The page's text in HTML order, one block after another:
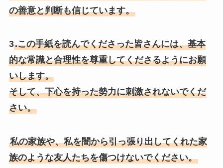
の善意と判断も信じています。
3.この手紙を読んでくださった皆さんには、基本
的な常識と合理性を尊重してくださるようにお願
いします。
そして、下心を持った勢力に刺激されないでくだ
さい。
私の家族や、私を闇から引っ張り出してくれた家
族のような友人たちを傷つけないでください。